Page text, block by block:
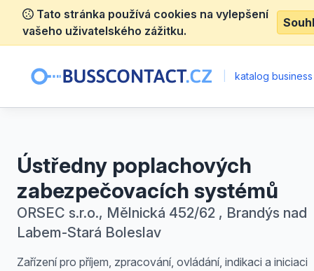
Tato stránka používá cookies na vylepšení
vašeho uživatelského zážitku.
katalog
Ústředny poplachových
zabezpečovacích systémů
ORSEC s.r.o., Mělnická 452/62 , Brandýs nad
Labem-Stará Boleslav
Zařízení pro příjem, zpracování, ovládání, indikaci a iniciaci